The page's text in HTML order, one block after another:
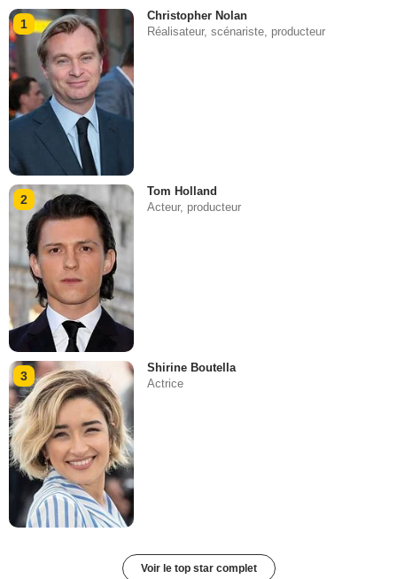
1
Christopher Nolan
Réalisateur, scénariste, producteur
2
Tom Holland
Acteur, producteur
3
Shirine Boutella
Actrice
Voir le top star complet